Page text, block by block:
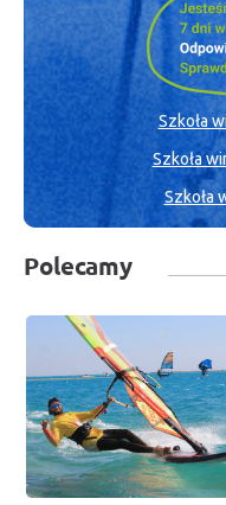
Szkoła
Szkoła
Szkoła
Polecamy